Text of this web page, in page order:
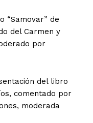
“Samovar” de
del Carmen y
por
del libro
comentado por
moderada